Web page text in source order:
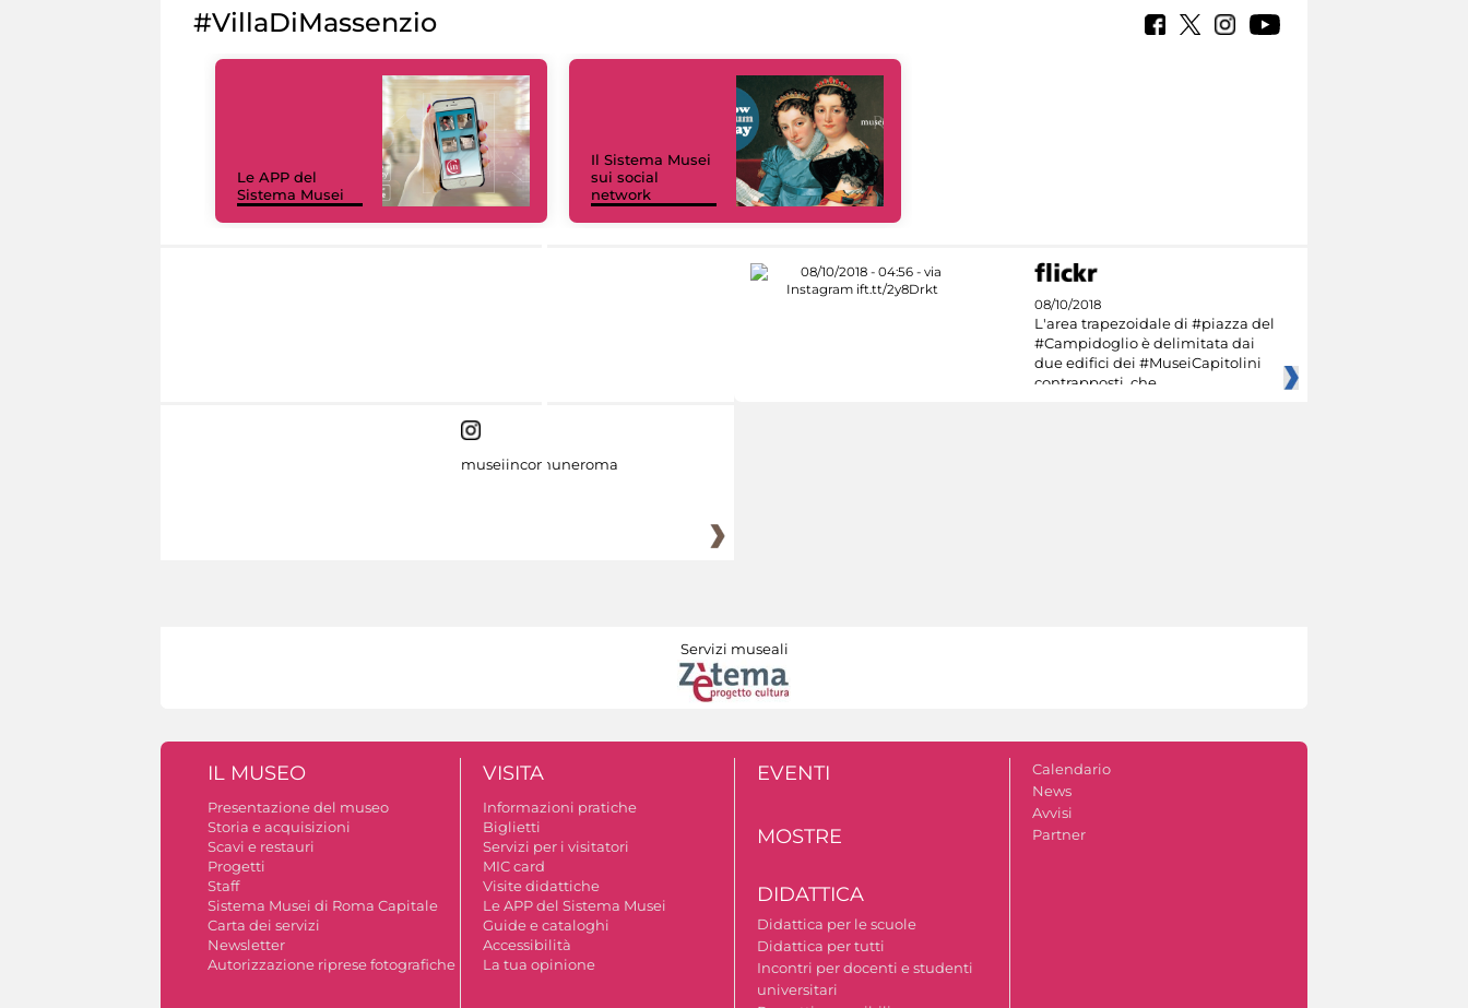
#VillaDiMassenzio
Le APP del
Sistema Musei
Il Sistema Musei
sui social
network
08/10/2018
L'area trapezoidale di #piazza del
#Campidoglio è delimitata dai
due edifici dei #MuseiCapitolini
contrapposti, che
museiincomuneroma
Servizi museali
IL MUSEO
Presentazione del museo
Storia e acquisizioni
Scavi e restauri
Progetti
Staff
Sistema Musei di Roma Capitale
Carta dei servizi
Newsletter
Autorizzazione riprese fotografiche
VISITA
Informazioni pratiche
Biglietti
Servizi per i visitatori
MIC card
Visite didattiche
Le APP del Sistema Musei
Guide e cataloghi
Accessibilità
La tua opinione
EVENTI
MOSTRE
DIDATTICA
Didattica per le scuole
Didattica per tutti
Incontri per docenti e studenti
universitari
Calendario
News
Avvisi
Partner